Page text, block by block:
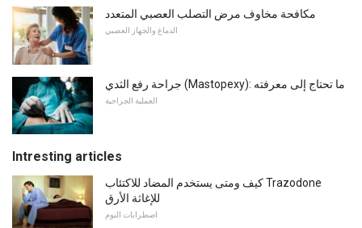
مكافحة مخاوف مرض التصلب العصبي المتعدد
الدماغ والجهاز العصبي
جراحة رفع الثدي (Mastopexy): ما تحتاج إلى معرفته
العملية الجراحية
Intresting articles
كيف ومتى يستخدم المضاد للاكتئاب Trazodone
للإغاثة الأرق
اضطرابات النوم